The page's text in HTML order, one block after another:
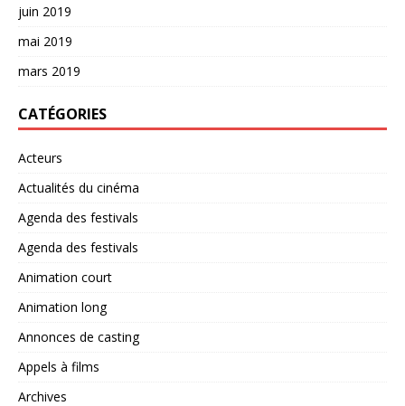
juin 2019
mai 2019
mars 2019
CATÉGORIES
Acteurs
Actualités du cinéma
Agenda des festivals
Agenda des festivals
Animation court
Animation long
Annonces de casting
Appels à films
Archives